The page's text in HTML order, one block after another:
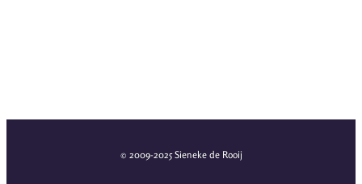
© 2009-2025 Sieneke de Rooij